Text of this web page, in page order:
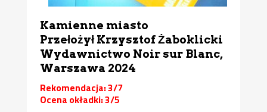
Kamienne miasto
Przełożył Krzysztof Żaboklicki
Wydawnictwo Noir sur Blanc,
Warszawa 2024
Rekomendacja: 3/7
Ocena okładki: 3/5